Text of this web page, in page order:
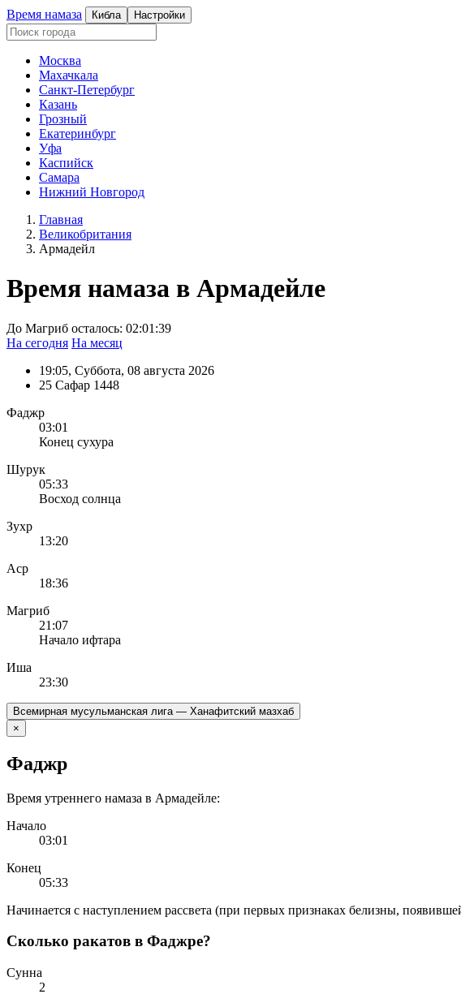
Время намаза Кибла Настройки
Москва
Махачкала
Санкт-Петербург
Казань
Грозный
Екатеринбург
Уфа
Каспийск
Самара
Нижний Новгород
Главная
Великобритания
Армадейл
Время намаза в Армадейле
До Магриб осталось: 02:01:39
На сегодня На месяц
19:05, Суббота, 08 августа 2026
25 Сафар 1448
Фаджр
03:01
Конец сухура
Шурук
05:33
Восход солнца
Зухр
13:20
Аср
18:36
Магриб
21:07
Начало ифтара
Иша
23:30
Всемирная мусульманская лига — Ханафитский мазхаб
×
Фаджр
Время утреннего намаза в Армадейле:
Начало
03:01
Конец
05:33
Начинается с наступлением рассвета (при первых признаках белизны,
Сколько ракатов в Фаджре?
Сунна
2